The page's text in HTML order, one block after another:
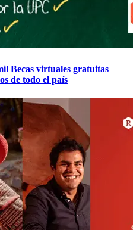
Becas virtuales gratuitas
de todo el país